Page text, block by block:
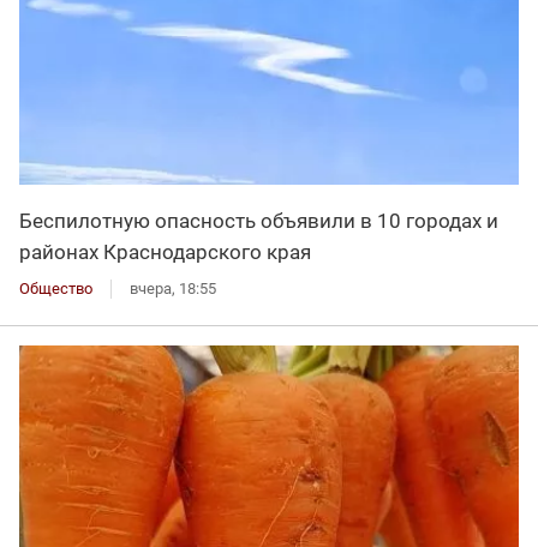
Беспилотную опасность объявили в 10 городах и
районах Краснодарского края
Общество вчера, 18:55